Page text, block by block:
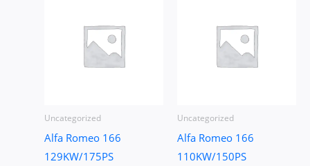
Uncategorized
Alfa Romeo 166
129KW/175PS
Uncategorized
Alfa Romeo 166
110KW/150PS